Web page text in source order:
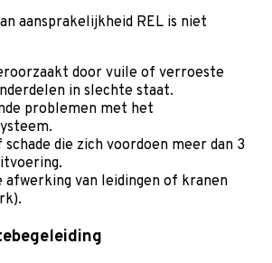
aansprakelijkheid REL is niet
door vuile of verroeste
in slechte staat.
problemen met het
die zich voordoen meer dan 3
afwerking van leidingen of kranen